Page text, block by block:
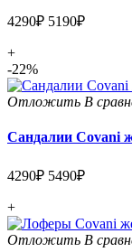
4290₽ 5190₽
+
-22%
Отложить В
Сандалии Covani
4290₽ 5490₽
+
Отложить В